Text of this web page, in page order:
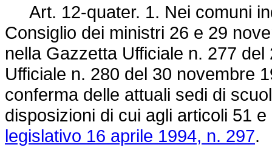
Art. 12-quater. 1. Nei comuni
Consiglio dei ministri 26 e 29
nella Gazzetta Ufficiale n. 277
Ufficiale n. 280 del 30 novembre
conferma delle attuali sedi di
disposizioni di cui agli articoli 51
legislativo 16 aprile 1994, n. 297.